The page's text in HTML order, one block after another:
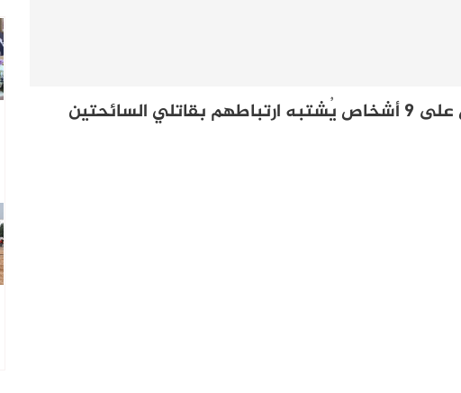
ضمنهم اثنين من اشتوكة.. القبض على 9 أشخاص يُشتبه ارتباطهم بقاتلي السائحتين